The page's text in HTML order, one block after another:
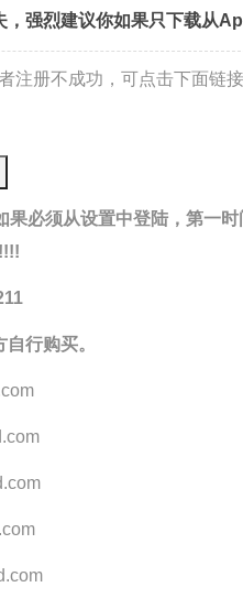
强烈建议你如果只下载从
注册不成功，可点击下面链
果必须从设置中登陆，第一
行购买。